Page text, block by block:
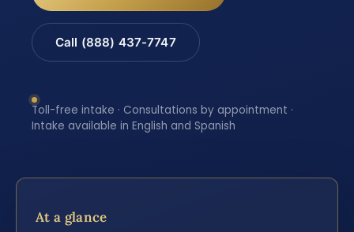
Call (888) 437-7747
Toll-free intake · Consultations by appointment ·
Intake available in English and Spanish
At a glance